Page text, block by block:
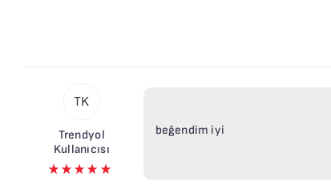
TK
Trendyol
Kullanıcısı
beğendim iyi